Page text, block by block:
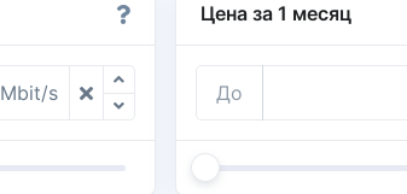
Mbit/s
Цена за 1 месяц
До